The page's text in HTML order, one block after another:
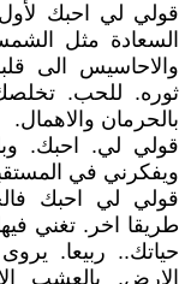
‏قولي لي احبك
السعادة مثل
والاحاسيس الى
ثوره. للحب.
بالحرمان والاهمال.
‏قولي لي. احبك.
ويفكرني في
‏قولي لي احبك
طريقا اخر. تغني
حياتك.. ربيعا.
الارض. بالعشب